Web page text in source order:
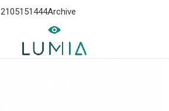
2105151444Archive